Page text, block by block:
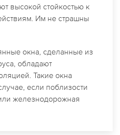
высокой стойкостью к
Им не страшны
окна, сделанные из
обладают
Такие окна
если поблизости
железнодорожная